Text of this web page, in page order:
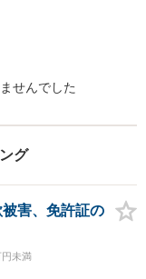
せんでした
グ
害、免許証の
円未満